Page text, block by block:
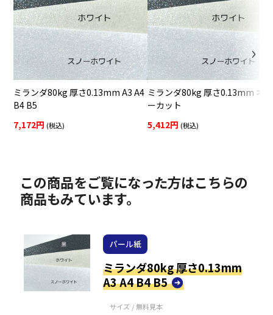
ミランダ80kg 厚さ0.13mm A3 A4
B4 B5
7,172円 (税込)
ミランダ80kg 厚さ0.13mm オ
ーカット
5,412円 (税込)
この商品をご覧になった方はこちらの
商品もみています。
パール紙
ミランダ80kg 厚さ0.13mm
A3 A4 B4 B5
サイズ / 無料見本